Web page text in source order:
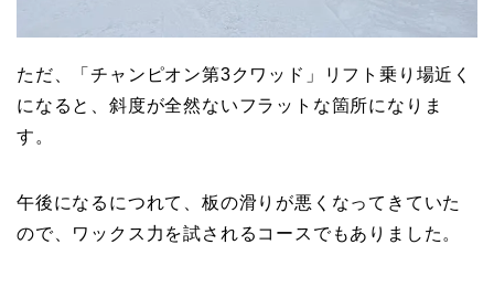
ただ、「チャンピオン第3クワッド」リフト乗り場近く
になると、斜度が全然ないフラットな箇所になりま
す。
午後になるにつれて、板の滑りが悪くなってきていた
ので、ワックス力を試されるコースでもありました。